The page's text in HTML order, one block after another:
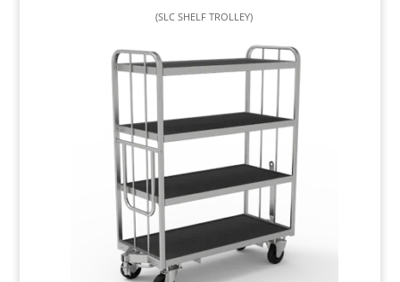
(SLC SHELF TROLLEY)